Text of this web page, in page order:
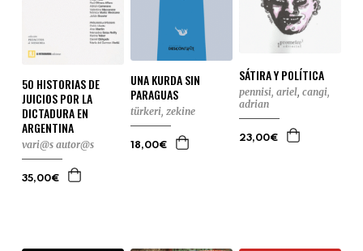
50 HISTORIAS DE
JUICIOS POR LA
DICTADURA EN
ARGENTINA
vari@s autor@s
35,00€
UNA KURDA SIN
PARAGUAS
türkeri, zekine
18,00€
SÁTIRA Y POLÍTICA
pennisi, ariel, cangi,
adrian
23,00€